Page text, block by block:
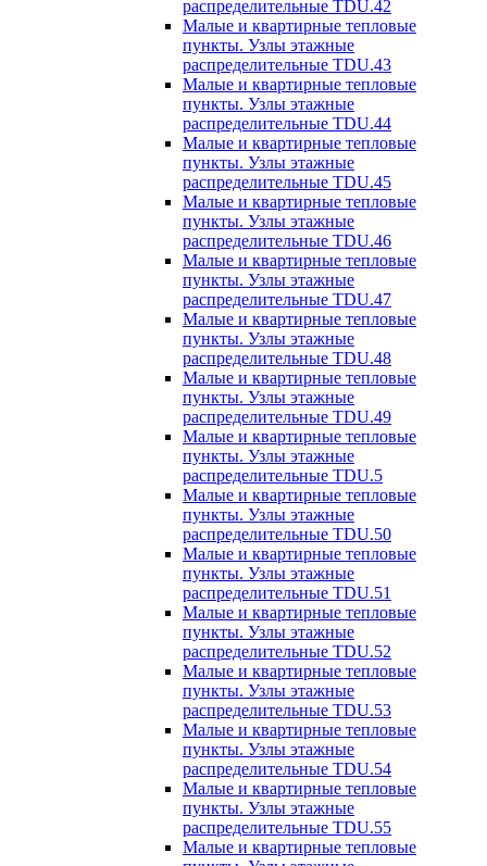
распределительные TDU.42
Малые и квартирные тепловые
пункты. Узлы этажные
распределительные TDU.43
Малые и квартирные тепловые
пункты. Узлы этажные
распределительные TDU.44
Малые и квартирные тепловые
пункты. Узлы этажные
распределительные TDU.45
Малые и квартирные тепловые
пункты. Узлы этажные
распределительные TDU.46
Малые и квартирные тепловые
пункты. Узлы этажные
распределительные TDU.47
Малые и квартирные тепловые
пункты. Узлы этажные
распределительные TDU.48
Малые и квартирные тепловые
пункты. Узлы этажные
распределительные TDU.49
Малые и квартирные тепловые
пункты. Узлы этажные
распределительные TDU.5
Малые и квартирные тепловые
пункты. Узлы этажные
распределительные TDU.50
Малые и квартирные тепловые
пункты. Узлы этажные
распределительные TDU.51
Малые и квартирные тепловые
пункты. Узлы этажные
распределительные TDU.52
Малые и квартирные тепловые
пункты. Узлы этажные
распределительные TDU.53
Малые и квартирные тепловые
пункты. Узлы этажные
распределительные TDU.54
Малые и квартирные тепловые
пункты. Узлы этажные
распределительные TDU.55
Малые и квартирные тепловые